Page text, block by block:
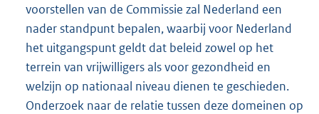
voorstellen van de Commissie zal Nederland een
nader standpunt bepalen, waarbij voor Nederland
het uitgangspunt geldt dat beleid zowel op het
terrein van vrijwilligers als voor gezondheid en
welzijn op nationaal niveau dienen te geschieden.
Onderzoek naar de relatie tussen deze domeinen op